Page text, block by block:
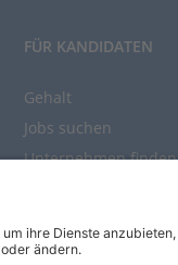
FÜR KANDIDATEN
Gehalt
Jobs suchen
Unternehmen finden